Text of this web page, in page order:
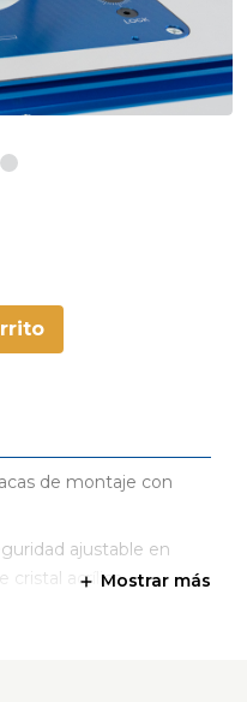
de montaje con
ajustable en
cristal acrílicoMostrar más